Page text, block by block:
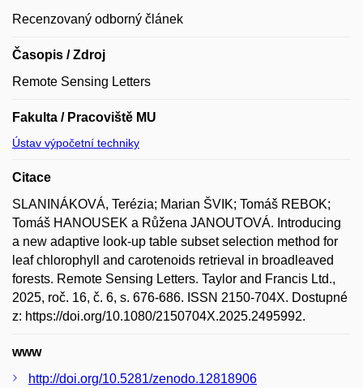
Recenzovaný odborný článek
Časopis / Zdroj
Remote Sensing Letters
Fakulta / Pracoviště MU
Ústav výpočetní techniky
Citace
SLANINÁKOVÁ, Terézia; Marian ŠVIK; Tomáš REBOK;
Tomáš HANOUSEK a Růžena JANOUTOVÁ. Introducing
a new adaptive look-up table subset selection method for
leaf chlorophyll and carotenoids retrieval in broadleaved
forests. Remote Sensing Letters. Taylor and Francis Ltd.,
2025, roč. 16, č. 6, s. 676-686. ISSN 2150-704X. Dostupné
z: https://doi.org/10.1080/2150704X.2025.2495992.
www
http://doi.org/10.5281/zenodo.12818906